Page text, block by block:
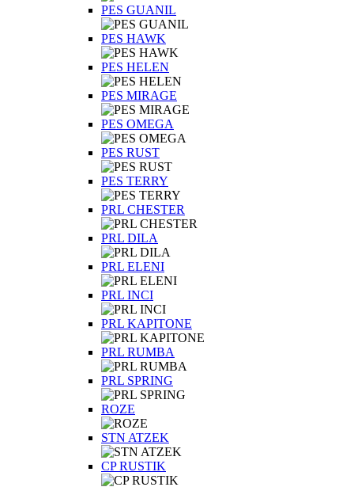
PES GUANIL
PES HAWK
PES HELEN
PES MIRAGE
PES OMEGA
PES RUST
PES TERRY
PRL CHESTER
PRL DILA
PRL ELENI
PRL INCI
PRL KAPITONE
PRL RUMBA
PRL SPRING
ROZE
STN ATZEK
СP RUSTIK